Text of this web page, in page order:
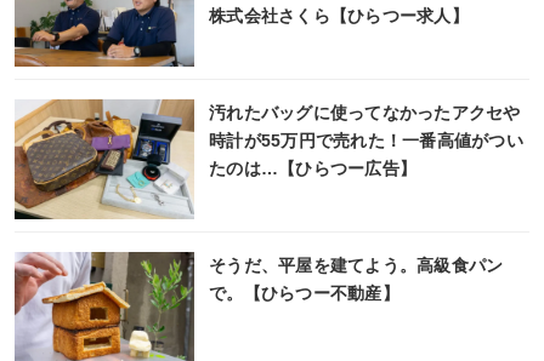
株式会社さくら【ひらつー求人】
汚れたバッグに使ってなかったアクセや
時計が55万円で売れた！一番高値がつい
たのは…【ひらつー広告】
そうだ、平屋を建てよう。高級食パン
で。【ひらつー不動産】